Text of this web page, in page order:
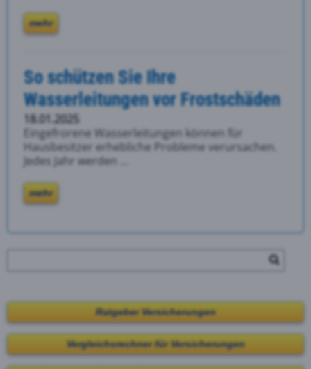
mehr
So schützen Sie Ihre
Wasserleitungen vor Frostschäden
18.01.2025
Eingefrorene Wasserleitungen können für
Hausbesitzer erhebliche Probleme verursachen.
Jedes Jahr werden ...
mehr
Ratgeber Versicherungen
Vergleichsrechner für Versicherungen